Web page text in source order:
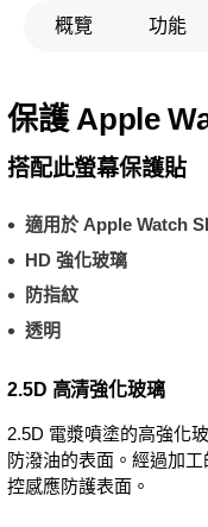
概覽 功能
保護 Apple
搭配此螢幕保護貼
適用於 Apple Watch
HD 強化玻璃
防指紋
透明
2.5D 高清強化玻璃
2.5D 電漿噴塗的高強化
防潑油的表面。經過加
控感應防護表面。